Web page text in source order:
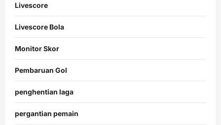
Livescore
Livescore Bola
Monitor Skor
Pembaruan Gol
penghentian laga
pergantian pemain